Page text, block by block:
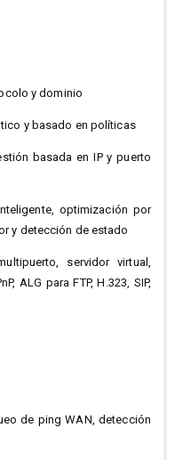
y dominio
y basado en políticas
basada en IP y puerto
optimización por
y detección de estado
servidor virtual,
ALG para FTP, H.323, SIP,
de ping WAN, detección